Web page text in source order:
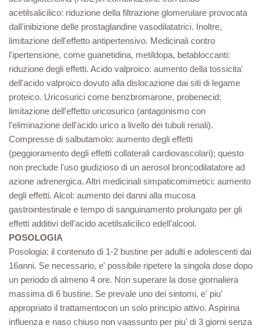
acetilsalicilico: riduzione della filtrazione glomerulare provocata
dall'inibizione delle prostaglandine vasodilatatrici. Inoltre,
limitazione dell'effetto antipertensivo. Medicinali contro
l'ipertensione, come guanetidina, metildopa, betabloccanti:
riduzione degli effetti. Acido valproico: aumento della tossicita'
dell'acido valproico dovuto alla dislocazione dai siti di legame
proteico. Uricosurici come benzbromarone, probenecid:
limitazione dell'effetto uricosurico (antagonismo con
l'eliminazione dell'acido urico a livello dei tubuli renali).
Compresse di salbutamolo: aumento degli effetti
(peggioramento degli effetti collaterali cardiovascolari); questo
non preclude l'uso giudizioso di un aerosol broncodilatatore ad
azione adrenergica. Altri medicinali simpaticomimetici: aumento
degli effetti. Alcol: aumento dei danni alla mucosa
gastrointestinale e tempo di sanguinamento prolungato per gli
effetti additivi dell'acido acetilsalicilico edell'alcool.
POSOLOGIA
Posologia: il contenuto di 1-2 bustine per adulti e adolescenti dai
16anni. Se necessario, e' possibile ripetere la singola dose dopo
un periodo di almeno 4 ore. Non superare la dose giornaliera
massima di 6 bustine. Se prevale uno dei sintomi, e' piu'
appropriato il trattamentocon un solo principio attivo. Aspirina
influenza e naso chiuso non vaassunto per piu' di 3 giorni senza